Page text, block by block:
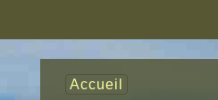
Accueil